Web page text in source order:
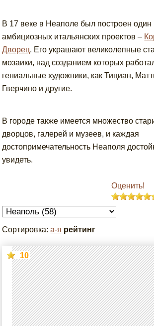
В 17 веке в Неаполе был построен один
амбициозных итальянских проектов –
Дворец. Его украшают великолепные
мозаики, над созданием которых
гениальные художники, как Тициан,
Гверчино и другие.
В городе также имеется множество
дворцов, галерей и музеев, и каждая
достопримечательность Неаполя
увидеть.
Оценить!
Сортировка:а-я рейтинг
10